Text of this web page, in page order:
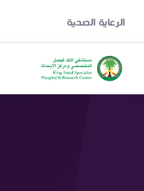
الرعاية الصحية